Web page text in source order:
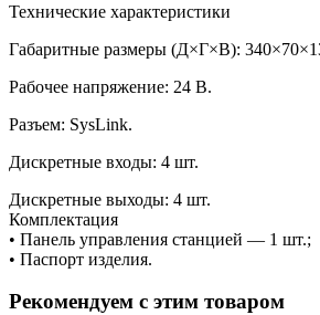
Технические характеристики
Габаритные размеры (Д×Г×В):
Рабочее напряжение: 24 В.
Разъем: SysLink.
Дискретные входы: 4 шт.
Дискретные выходы: 4 шт.
Комплектация
• Панель управления станцией — 1 шт.;
• Паспорт изделия.
Рекомендуем с этим товаром